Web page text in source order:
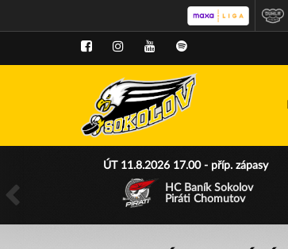
ÚT 11.8.2026 17.00 - příp. zápasy
HC Baník Sokolov
Piráti Chomutov